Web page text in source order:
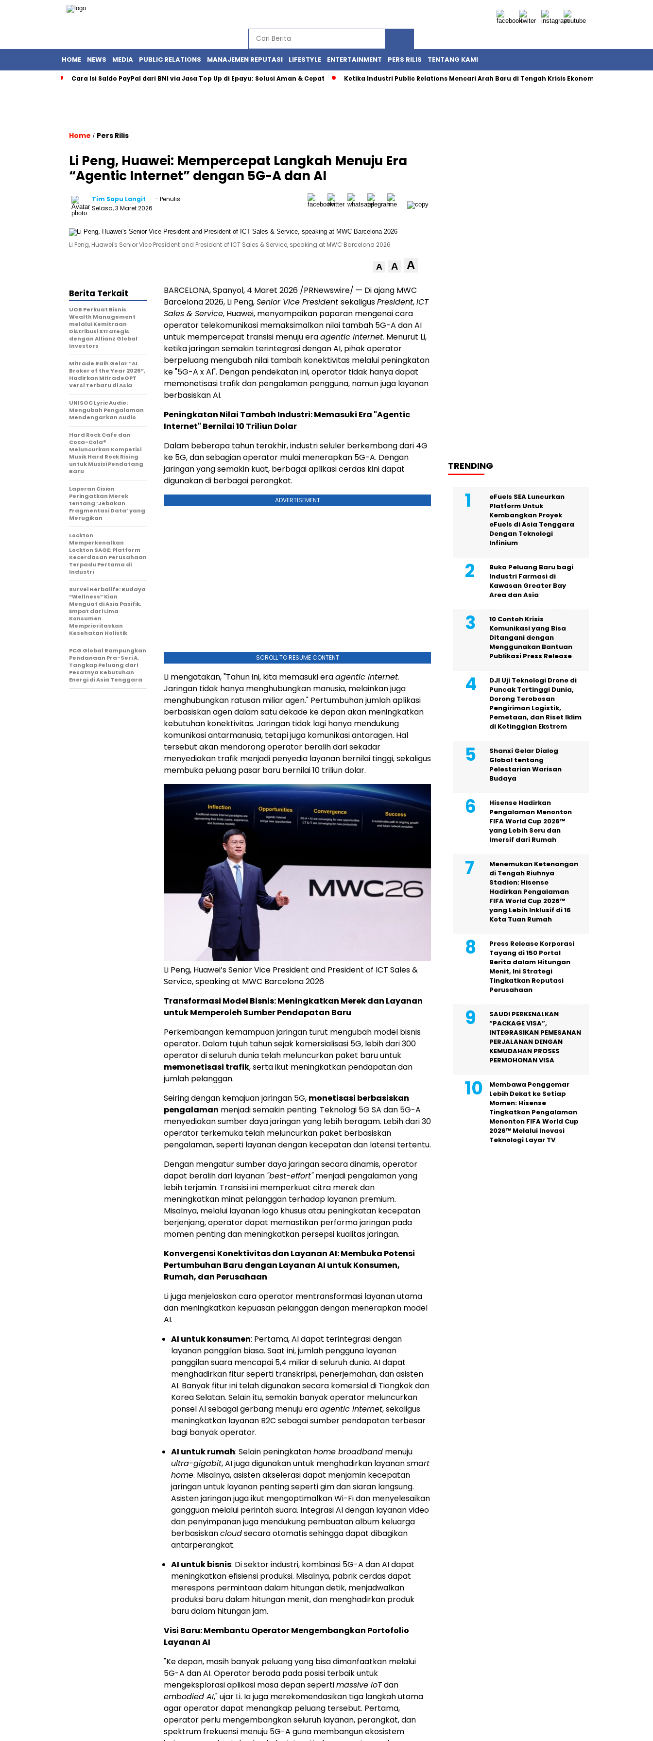
HOME NEWS MEDIA PUBLIC RELATIONS MANAJEMEN REPUTASI LIFESTYLE ENTERTAINMENT PERS RILIS TENTANG KAMI
Cara Isi Saldo PayPal dari BNI via Jasa Top Up di Epayu: Solusi Aman & Cepat Ketika Industri Public Relations Mencari Arah Baru di Tengah Krisis Ekonomi dan Politik
Home / Pers Rilis
Li Peng, Huawei: Mempercepat Langkah Menuju Era
“Agentic Internet” dengan 5G-A dan AI
Tim Sapu Langit
- Penulis
Selasa, 3 Maret 2026
Li Peng, Huawei's Senior Vice President and President of ICT Sales & Service, speaking at MWC Barcelona 2026
A A A
BARCELONA, Spanyol, 4 Maret 2026 /PRNewswire/ — Di ajang MWC
Barcelona 2026, Li Peng,Senior Vice President sekaligusPresident,ICT
Sales & Service, Huawei, menyampaikan paparan mengenai cara
operator telekomunikasi memaksimalkan nilai tambah 5G-A dan AI
untuk mempercepat transisi menuju eraagentic Internet. Menurut Li,
ketika jaringan semakin terintegrasi dengan AI, pihak operator
berpeluang mengubah nilai tambah konektivitas melalui peningkatan
ke "5G-A x AI". Dengan pendekatan ini, operator tidak hanya dapat
memonetisasi trafik dan pengalaman pengguna, namun juga layanan
berbasiskan AI.
Peningkatan Nilai Tambah Industri: Memasuki Era "Agentic
Internet" Bernilai 10 Triliun Dolar
Dalam beberapa tahun terakhir, industri seluler berkembang dari 4G
ke 5G, dan sebagian operator mulai menerapkan 5G-A. Dengan
jaringan yang semakin kuat, berbagai aplikasi cerdas kini dapat
digunakan di berbagai perangkat.
ADVERTISEMENT
SCROLL TO RESUME CONTENT
Li mengatakan, "Tahun ini, kita memasuki eraagentic Internet.
Jaringan tidak hanya menghubungkan manusia, melainkan juga
menghubungkan ratusan miliar agen." Pertumbuhan jumlah aplikasi
berbasiskan agen dalam satu dekade ke depan akan meningkatkan
kebutuhan konektivitas. Jaringan tidak lagi hanya mendukung
komunikasi antarmanusia, tetapi juga komunikasi antaragen. Hal
tersebut akan mendorong operator beralih dari sekadar
menyediakan trafik menjadi penyedia layanan bernilai tinggi, sekaligus
membuka peluang pasar baru bernilai 10 triliun dolar.
Li Peng, Huawei’s Senior Vice President and President of ICT Sales &
Service, speaking at MWC Barcelona 2026
Transformasi Model Bisnis: Meningkatkan Merek dan Layanan
untuk Memperoleh Sumber Pendapatan Baru
Perkembangan kemampuan jaringan turut mengubah model bisnis
operator. Dalam tujuh tahun sejak komersialisasi 5G, lebih dari 300
operator di seluruh dunia telah meluncurkan paket baru untuk
memonetisasi trafik, serta ikut meningkatkan pendapatan dan
jumlah pelanggan.
Seiring dengan kemajuan jaringan 5G, monetisasi berbasiskan
pengalaman menjadi semakin penting. Teknologi 5G SA dan 5G-A
menyediakan sumber daya jaringan yang lebih beragam. Lebih dari 30
operator terkemuka telah meluncurkan paket berbasiskan
pengalaman, seperti layanan dengan kecepatan dan latensi tertentu.
Dengan mengatur sumber daya jaringan secara dinamis, operator
dapat beralih dari layanan "best-effort"menjadi pengalaman yang
lebih terjamin. Transisi ini memperkuat citra merek dan
meningkatkan minat pelanggan terhadap layanan premium.
Misalnya, melalui layanan logo khusus atau peningkatan kecepatan
berjenjang, operator dapat memastikan performa jaringan pada
momen penting dan meningkatkan persepsi kualitas jaringan.
Konvergensi Konektivitas dan Layanan AI: Membuka Potensi
Pertumbuhan Baru dengan Layanan AI untuk Konsumen,
Rumah, dan Perusahaan
Li juga menjelaskan cara operator mentransformasi layanan utama
dan meningkatkan kepuasan pelanggan dengan menerapkan model
AI.
AI untuk konsumen: Pertama, AI dapat terintegrasi dengan
layanan panggilan biasa. Saat ini, jumlah pengguna layanan
panggilan suara mencapai 5,4 miliar di seluruh dunia. AI dapat
menghadirkan fitur seperti transkripsi, penerjemahan, dan asisten
AI. Banyak fitur ini telah digunakan secara komersial di Tiongkok dan
Korea Selatan. Selain itu, semakin banyak operator meluncurkan
ponsel AI sebagai gerbang menuju eraagentic internet, sekaligus
meningkatkan layanan B2C sebagai sumber pendapatan terbesar
bagi banyak operator.
AI untuk rumah: Selain peningkatanhome broadband menuju
ultra-gigabit, AI juga digunakan untuk menghadirkan layanansmart
home. Misalnya, asisten akselerasi dapat menjamin kecepatan
jaringan untuk layanan penting seperti gim dan siaran langsung.
Asisten jaringan juga ikut mengoptimalkan Wi-Fi dan menyelesaikan
gangguan melalui perintah suara. Integrasi AI dengan layanan video
dan penyimpanan juga mendukung pembuatan album keluarga
berbasiskancloudsecara otomatis sehingga dapat dibagikan
antarperangkat.
AI untuk bisnis: Di sektor industri, kombinasi 5G-A dan AI dapat
meningkatkan efisiensi produksi. Misalnya, pabrik cerdas dapat
merespons permintaan dalam hitungan detik, menjadwalkan
produksi baru dalam hitungan menit, dan menghadirkan produk
baru dalam hitungan jam.
Visi Baru: Membantu Operator Mengembangkan Portofolio
Layanan AI
"Ke depan, masih banyak peluang yang bisa dimanfaatkan melalui
5G-A dan AI. Operator berada pada posisi terbaik untuk
mengeksplorasi aplikasi masa depan sepertimassive IoTdan
embodied AI," ujar Li. Ia juga merekomendasikan tiga langkah utama
agar operator dapat menangkap peluang tersebut. Pertama,
operator perlu mengembangkan seluruh layanan, perangkat, dan
spektrum frekuensi menuju 5G-A guna membangun ekosistem
Berita Terkait
UOB Perkuat Bisnis
Wealth Management
melalui Kemitraan
Distribusi Strategis
dengan Allianz Global
Investors
Mitrade Raih Gelar “AI
Broker of the Year 2026”,
Hadirkan MitradeGPT
Versi Terbaru di Asia
UNISOC Lyric Audio:
Mengubah Pengalaman
Mendengarkan Audio
Hard Rock Cafe dan
Coca-Cola®
Meluncurkan Kompetisi
Musik Hard Rock Rising
untuk Musisi Pendatang
Baru
Laporan Cision
Peringatkan Merek
tentang ‘Jebakan
Fragmentasi Data’ yang
Merugikan
Lockton
Memperkenalkan
Lockton SAGE: Platform
Kecerdasan Perusahaan
Terpadu Pertama di
Industri
Survei Herbalife: Budaya
“Wellness” Kian
Menguat di Asia Pasifik,
Empat dari Lima
Konsumen
Memprioritaskan
Kesehatan Holistik
PCG Global Rampungkan
Pendanaan Pra-Seri A,
Tangkap Peluang dari
Pesatnya Kebutuhan
Energi di Asia Tenggara
TRENDING
eFuels SEA Luncurkan
Platform Untuk
Kembangkan Proyek
eFuels di Asia Tenggara
Dengan Teknologi
Infinium
Buka Peluang Baru bagi
Industri Farmasi di
Kawasan Greater Bay
Area dan Asia
10 Contoh Krisis
Komunikasi yang Bisa
Ditangani dengan
Menggunakan Bantuan
Publikasi Press Release
DJI Uji Teknologi Drone di
Puncak Tertinggi Dunia,
Dorong Terobosan
Pengiriman Logistik,
Pemetaan, dan Riset Iklim
di Ketinggian Ekstrem
Shanxi Gelar Dialog
Global tentang
Pelestarian Warisan
Budaya
Hisense Hadirkan
Pengalaman Menonton
FIFA World Cup 2026™
yang Lebih Seru dan
Imersif dari Rumah
Menemukan Ketenangan
di Tengah Riuhnya
Stadion: Hisense
Hadirkan Pengalaman
FIFA World Cup 2026™
yang Lebih Inklusif di 16
Kota Tuan Rumah
Press Release Korporasi
Tayang di 150 Portal
Berita dalam Hitungan
Menit, Ini Strategi
Tingkatkan Reputasi
Perusahaan
SAUDI PERKENALKAN
“PACKAGE VISA”,
INTEGRASIKAN PEMESANAN
PERJALANAN DENGAN
KEMUDAHAN PROSES
PERMOHONAN VISA
Membawa Penggemar
Lebih Dekat ke Setiap
Momen: Hisense
Tingkatkan Pengalaman
Menonton FIFA World Cup
2026™ Melalui Inovasi
Teknologi Layar TV